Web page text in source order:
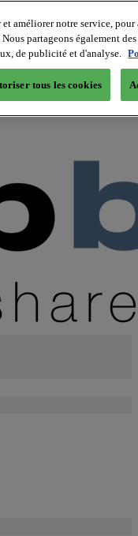
améliorer notre service,
partageons également
de publicité et d'analyse.
tous les cookies